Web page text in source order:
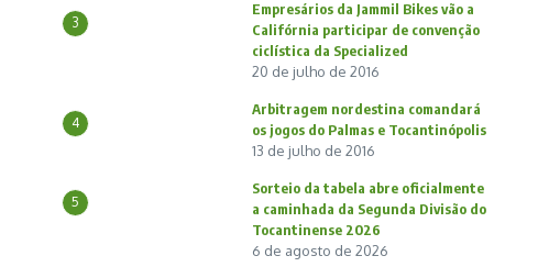
3
Empresários da Jammil Bikes vão a
Califórnia participar de convenção
ciclística da Specialized
20 de julho de 2016
4
Arbitragem nordestina comandará
os jogos do Palmas e Tocantinópolis
13 de julho de 2016
5
Sorteio da tabela abre oficialmente
a caminhada da Segunda Divisão do
Tocantinense 2026
6 de agosto de 2026